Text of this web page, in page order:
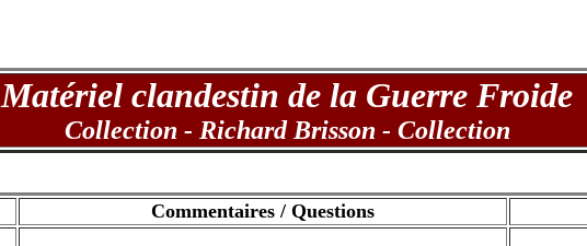
Matériel clandestin de la Guerre Froide
Collection - Richard Brisson - Collection
Commentaires / Questions